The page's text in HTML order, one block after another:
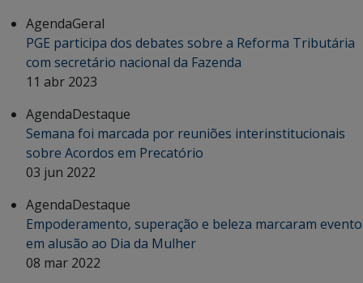
AgendaGeral
PGE participa dos debates sobre a Reforma Tributária
com secretário nacional da Fazenda
11 abr 2023
AgendaDestaque
Semana foi marcada por reuniões interinstitucionais
sobre Acordos em Precatório
03 jun 2022
AgendaDestaque
Empoderamento, superação e beleza marcaram evento
em alusão ao Dia da Mulher
08 mar 2022